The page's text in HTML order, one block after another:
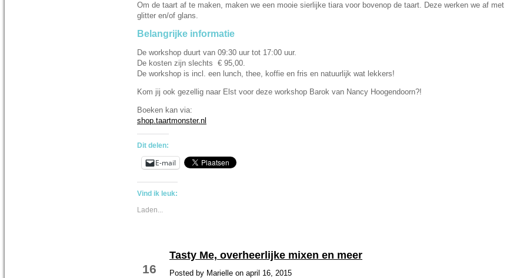
Om de taart af te maken, maken we een mooie sierlijke tiara voor bovenop de taart. Deze werken we af met
glitter en/of glans.
Belangrijke informatie
De workshop duurt van 09:30 uur tot 17:00 uur.
De kosten zijn slechts € 95,00.
De workshop is incl. een lunch, thee, koffie en fris en natuurlijk wat lekkers!
Kom jij ook gezellig naar Elst voor deze workshop Barok van Nancy Hoogendoorn?!
Boeken kan via:
shop.taartmonster.nl
Dit delen:
E-mail
Vind ik leuk:
Laden...
16
Tasty Me, overheerlijke mixen en meer
Posted by Marielle on april 16, 2015